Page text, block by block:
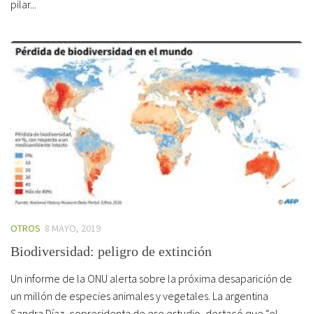
pilar...
OTROS 8 MAYO, 2019
Biodiversidad: peligro de extinción
Un informe de la ONU alerta sobre la próxima desaparición de
un millón de especies animales y vegetales. La argentina